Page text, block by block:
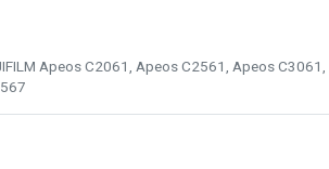
Apeos C2061, Apeos C2561, Apeos C3061,